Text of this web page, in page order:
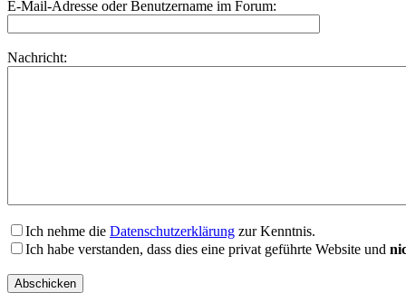
E-Mail-Adresse oder Benutzername im Forum:
Nachricht:
Ich nehme die Datenschutzerklärung zur Kenntnis.
Ich habe verstanden, dass dies eine privat geführte Website und